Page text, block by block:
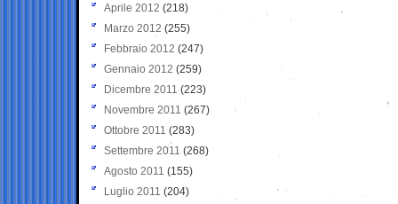
Aprile 2012 (218)
Marzo 2012 (255)
Febbraio 2012 (247)
Gennaio 2012 (259)
Dicembre 2011 (223)
Novembre 2011 (267)
Ottobre 2011 (283)
Settembre 2011 (268)
Agosto 2011 (155)
Luglio 2011 (204)